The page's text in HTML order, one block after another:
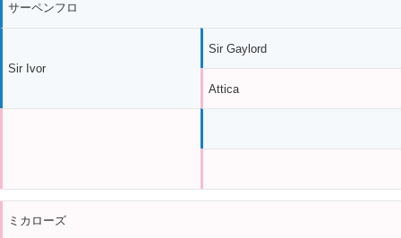
サーペンフロ
Sir Ivor
Sir Gaylord
Attica
ミカローズ